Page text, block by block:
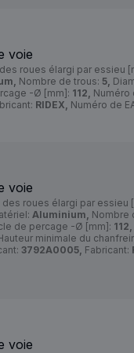
voie
roues élargi par essieu
Nombre de trous: 5,
-Ø [mm]: 112, Numéro
RIDEX, Numéro de
voie
des roues élargi par essieu
Aluminium, Nombre
de percage -Ø [mm]: 112,
minimale du
3792A0005, Fabricant:
voie